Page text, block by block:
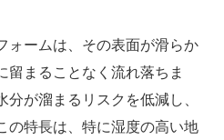
ォームは、その表面が滑らか
留まることなく流れ落ちま
が溜まるリスクを低減し、
の特長は、特に湿度の高い地